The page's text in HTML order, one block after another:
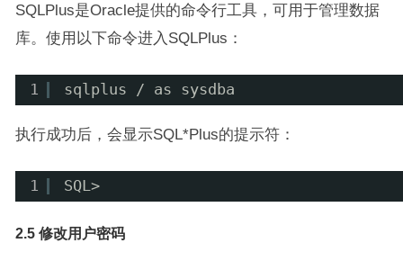
SQLPlus是Oracle提供的命令行工具，可用于管理数据
库。使用以下命令进入SQLPlus：
1 sqlplus / as sysdba
执行成功后，会显示SQL*Plus的提示符：
1 SQL>
2.5 修改用户密码